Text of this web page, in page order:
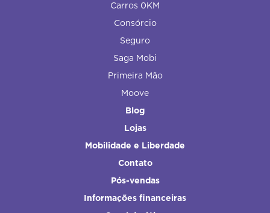
Carros 0KM
Consórcio
Seguro
Saga Mobi
Primeira Mão
Moove
Blog
Lojas
Mobilidade e Liberdade
Contato
Pós-vendas
Informações financeiras